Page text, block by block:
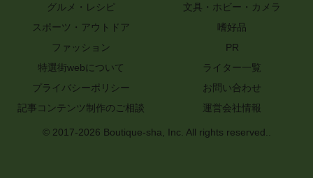
グルメ・レシピ
文具・ホビー・カメラ
スポーツ・アウトドア
嗜好品
ファッション
PR
特選街webについて
ライター一覧
プライバシーポリシー
お問い合わせ
記事コンテンツ制作のご相談
運営会社情報
© 2017-2026 Boutique-sha, Inc. All rights reserved..